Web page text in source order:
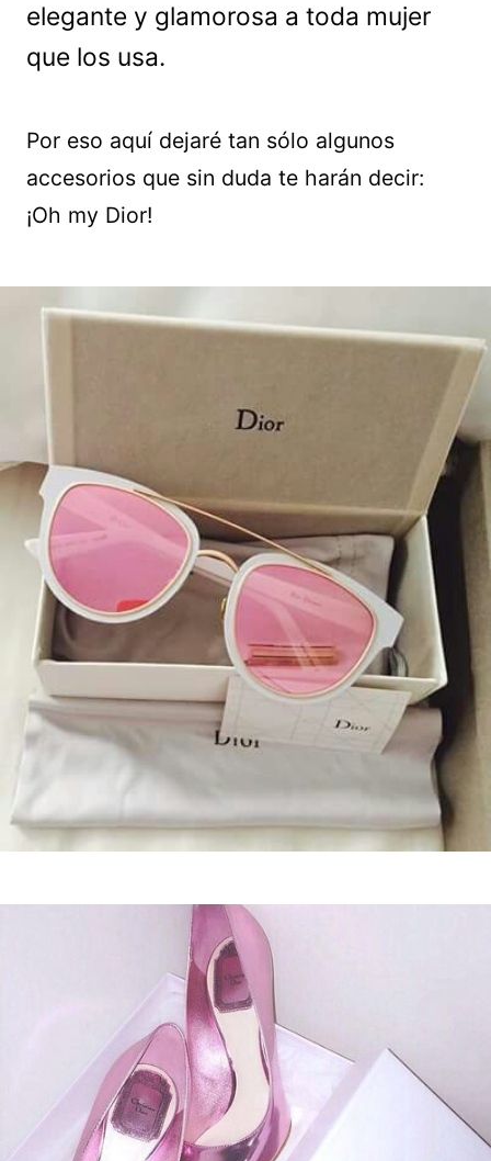
elegante y glamorosa a toda mujer
que los usa.
Por eso aquí dejaré tan sólo algunos
accesorios que sin duda te harán decir:
¡Oh my Dior!